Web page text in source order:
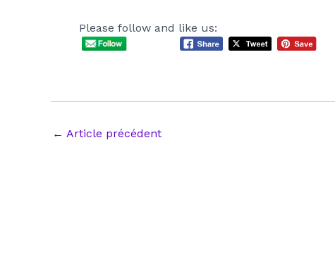
Please follow and like us:
Navigation
← Article précédent